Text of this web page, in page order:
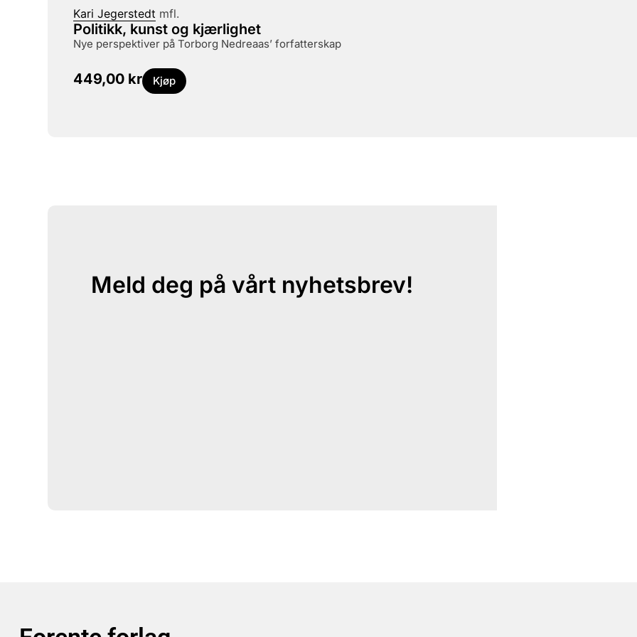
Kari Jegerstedt mfl.
Politikk, kunst og kjærlighet
nye perspektiver på Torborg Nedreaas’ forfatterskap
449,00 kr Kjøp
Meld deg på vårt nyhetsbrev!